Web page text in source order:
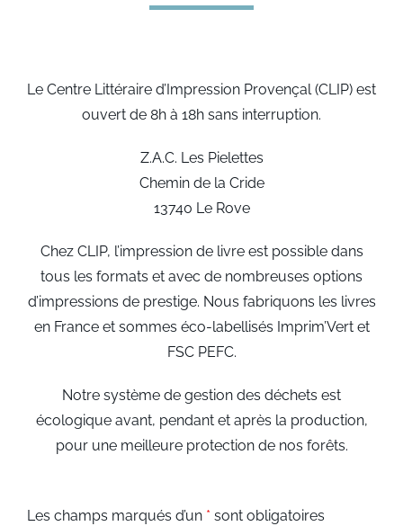
Le Centre Littéraire d’Impression Provençal (CLIP) est
ouvert de 8h à 18h sans interruption.
Z.A.C. Les Pielettes
Chemin de la Cride
13740 Le Rove
Chez CLIP, l’impression de livre est possible dans
tous les formats et avec de nombreuses options
d’impressions de prestige. Nous fabriquons les livres
en France et sommes éco-labellisés Imprim’Vert et
FSC PEFC.
Notre système de gestion des déchets est
écologique avant, pendant et après la production,
pour une meilleure protection de nos forêts.
Les champs marqués d’un * sont obligatoires